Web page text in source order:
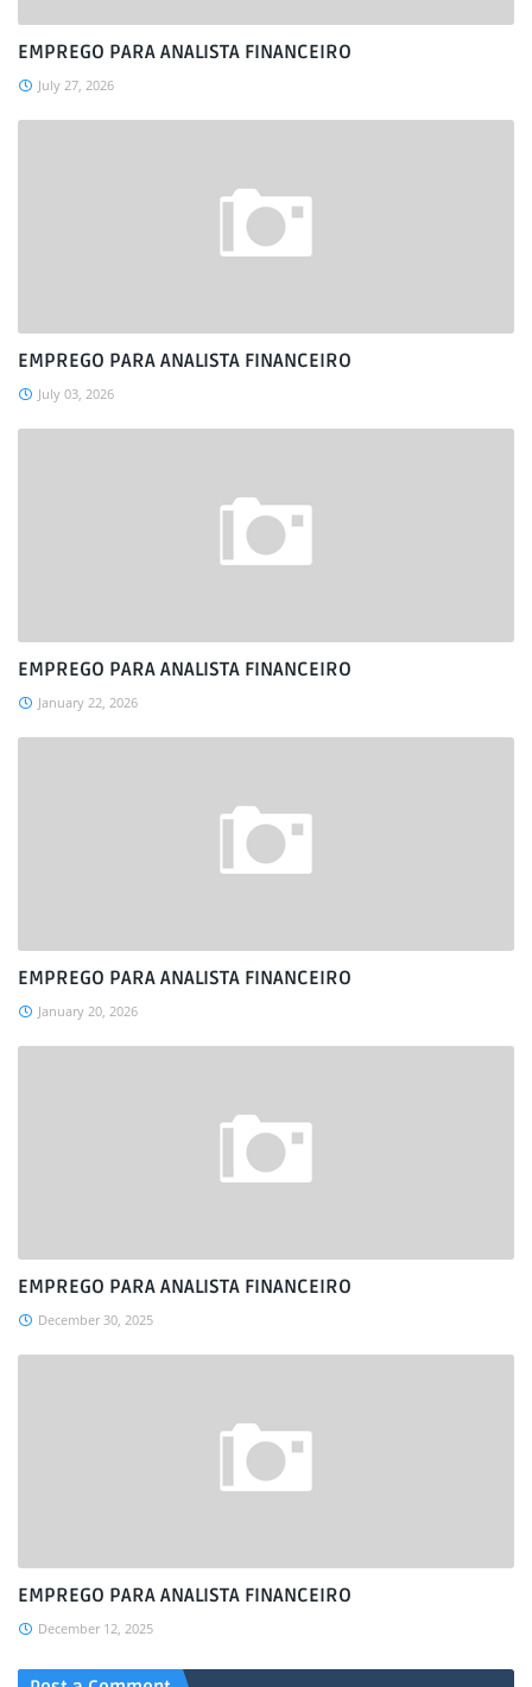
EMPREGO PARA ANALISTA FINANCEIRO
July 27, 2026
EMPREGO PARA ANALISTA FINANCEIRO
July 03, 2026
EMPREGO PARA ANALISTA FINANCEIRO
January 22, 2026
EMPREGO PARA ANALISTA FINANCEIRO
January 20, 2026
EMPREGO PARA ANALISTA FINANCEIRO
December 30, 2025
EMPREGO PARA ANALISTA FINANCEIRO
December 12, 2025